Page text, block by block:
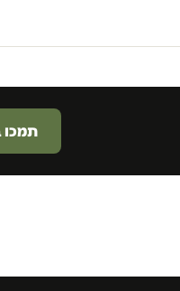
תמכו